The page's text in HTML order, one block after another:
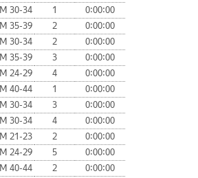
М 30-34 1
0:00:00
М 35-39 2
0:00:00
М 30-34 2
0:00:00
М 35-39 3
0:00:00
М 24-29 4
0:00:00
М 40-44 1
0:00:00
М 30-34 3
0:00:00
М 30-34 4
0:00:00
М 21-23 2
0:00:00
М 24-29 5
0:00:00
М 40-44 2
0:00:00